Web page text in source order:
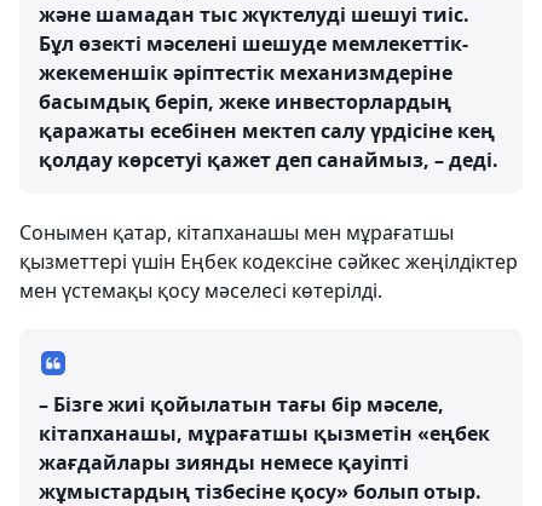
және шамадан тыс жүктелуді шешуі тиіс.
Бұл өзекті мәселені шешуде мемлекеттік-
жекеменшік әріптестік механизмдеріне
басымдық беріп, жеке инвесторлардың
қаражаты есебінен мектеп салу үрдісіне кең
қолдау көрсетуі қажет деп санаймыз, – деді.
Сонымен қатар, кітапханашы мен мұрағатшы
қызметтері үшін Еңбек кодексіне сәйкес жеңілдіктер
мен үстемақы қосу мәселесі көтерілді.
– Бізге жиі қойылатын тағы бір мәселе,
кітапханашы, мұрағатшы қызметін «еңбек
жағдайлары зиянды немесе қауіпті
жұмыстардың тізбесіне қосу» болып отыр.